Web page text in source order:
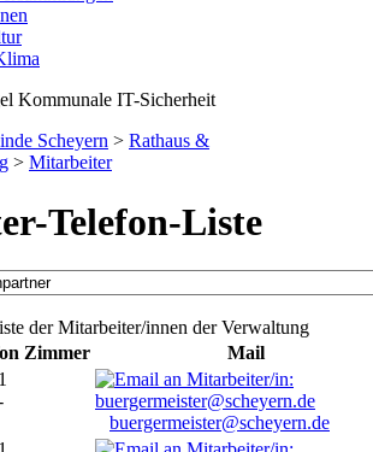
Scheyern > Rathaus &
> Mitarbeiter
Telefon-Liste
der Mitarbeiter/innen der Verwaltung
Zimmer
Mail
buergermeister@scheyern.de